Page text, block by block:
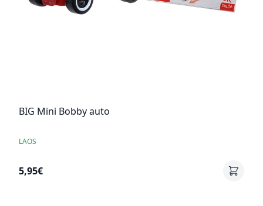
BIG Mini Bobby auto
LAOS
5,95€